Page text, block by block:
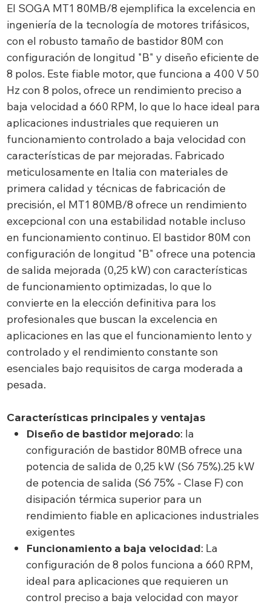
El SOGA MT1 80MB/8 ejemplifica la excelencia en
ingeniería de la tecnología de motores trifásicos,
con el robusto tamaño de bastidor 80M con
configuración de longitud "B" y diseño eficiente de
8 polos. Este fiable motor, que funciona a 400 V 50
Hz con 8 polos, ofrece un rendimiento preciso a
baja velocidad a 660 RPM, lo que lo hace ideal para
aplicaciones industriales que requieren un
funcionamiento controlado a baja velocidad con
características de par mejoradas. Fabricado
meticulosamente en Italia con materiales de
primera calidad y técnicas de fabricación de
precisión, el MT1 80MB/8 ofrece un rendimiento
excepcional con una estabilidad notable incluso
en funcionamiento continuo. El bastidor 80M con
configuración de longitud "B" ofrece una potencia
de salida mejorada (0,25 kW) con características
de funcionamiento optimizadas, lo que lo
convierte en la elección definitiva para los
profesionales que buscan la excelencia en
aplicaciones en las que el funcionamiento lento y
controlado y el rendimiento constante son
esenciales bajo requisitos de carga moderada a
pesada.
Características principales y ventajas
Diseño de bastidor mejorado: la
configuración de bastidor 80MB ofrece una
potencia de salida de 0,25 kW (S6 75%).25 kW
de potencia de salida (S6 75% - Clase F) con
disipación térmica superior para un
rendimiento fiable en aplicaciones industriales
exigentes
Funcionamiento a baja velocidad: La
configuración de 8 polos funciona a 660 RPM,
ideal para aplicaciones que requieren un
control preciso a baja velocidad con mayor